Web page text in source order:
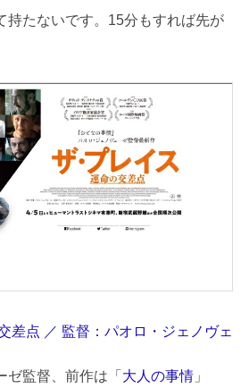
持たないです。15分もすれば先が
差点 ／ 監督：パオロ・ジェノヴェ
ゼ監督、前作は「 大人の事情」